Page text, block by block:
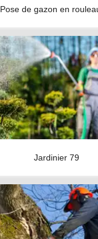
Pose de gazon en
Jardinier 79